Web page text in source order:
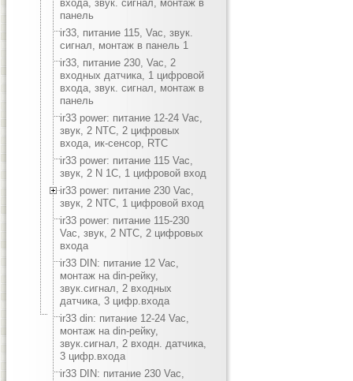
входа, звук. сигнал, монтаж в
панель
ir33, питание 115, Vac, звук.
сигнал, монтаж в панель 1
ir33, питание 230, Vac, 2
входных датчика, 1 цифровой
входа, звук. сигнал, монтаж в
панель
ir33 power: питание 12-24 Vac,
звук, 2 NTC, 2 цифровых
входа, ик-сенсор, RTC
ir33 power: питание 115 Vac,
звук, 2 N 1C, 1 цифровой вход
ir33 power: питание 230 Vac,
звук, 2 NTC, 1 цифровой вход
ir33 power: питание 115-230
Vac, звук, 2 NTC, 2 цифровых
входа
ir33 DIN: питание 12 Vac,
монтаж на din-рейку,
звук.сигнал, 2 входных
датчика, 3 цифр.входа
ir33 din: питание 12-24 Vac,
монтаж на din-рейку,
звук.сигнал, 2 входн. датчика,
3 цифр.входа
ir33 DIN: питание 230 Vac,